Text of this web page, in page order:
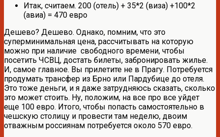
Итак, считаем. 200 (отель) + 35*2 (виза) +100*2
(авиа) = 470 евро
Дешево? Дешево. Однако, помним, что это
суперминимальная цена, рассчитывать на которую
можно при наличие свободного времени, чтобы
посетить ЧСВЦ, достать билеты, забронировать жилье.
И, самое главное. Вы прилетите не в Прагу. Потребуется
продумать трансфер из Брно или Пардубице до отеля.
Это тоже деньги, и я даже затрудняюсь сказать, сколько
это может стоить. Ну, положим, на все про все уйдет
еще 100 евро. Итого, чтобы попасть самостоятельно в
чешскую столицу и провести там неделю, двоим
отважным россиянам потребуется около 570 евро.